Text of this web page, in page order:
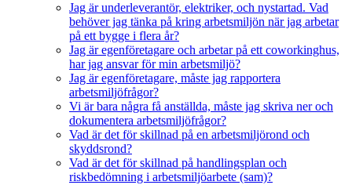
Jag är underleverantör, elektriker, och nystartad. Vad
behöver jag tänka på kring arbetsmiljön när jag arbetar
på ett bygge i flera år?
Jag är egenföretagare och arbetar på ett coworkinghus,
har jag ansvar för min arbetsmiljö?
Jag är egenföretagare, måste jag rapportera
arbetsmiljöfrågor?
Vi är bara några få anställda, måste jag skriva ner och
dokumentera arbetsmiljöfrågor?
Vad är det för skillnad på en arbetsmiljörond och
skyddsrond?
Vad är det för skillnad på handlingsplan och
riskbedömning i arbetsmiljöarbete (sam)?